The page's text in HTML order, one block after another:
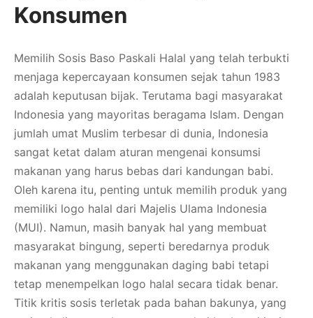
Konsumen
Memilih Sosis Baso Paskali Halal yang telah terbukti
menjaga kepercayaan konsumen sejak tahun 1983
adalah keputusan bijak. Terutama bagi masyarakat
Indonesia yang mayoritas beragama Islam. Dengan
jumlah umat Muslim terbesar di dunia, Indonesia
sangat ketat dalam aturan mengenai konsumsi
makanan yang harus bebas dari kandungan babi.
Oleh karena itu, penting untuk memilih produk yang
memiliki logo halal dari Majelis Ulama Indonesia
(MUI). Namun, masih banyak hal yang membuat
masyarakat bingung, seperti beredarnya produk
makanan yang menggunakan daging babi tetapi
tetap menempelkan logo halal secara tidak benar.
Titik kritis sosis terletak pada bahan bakunya, yang